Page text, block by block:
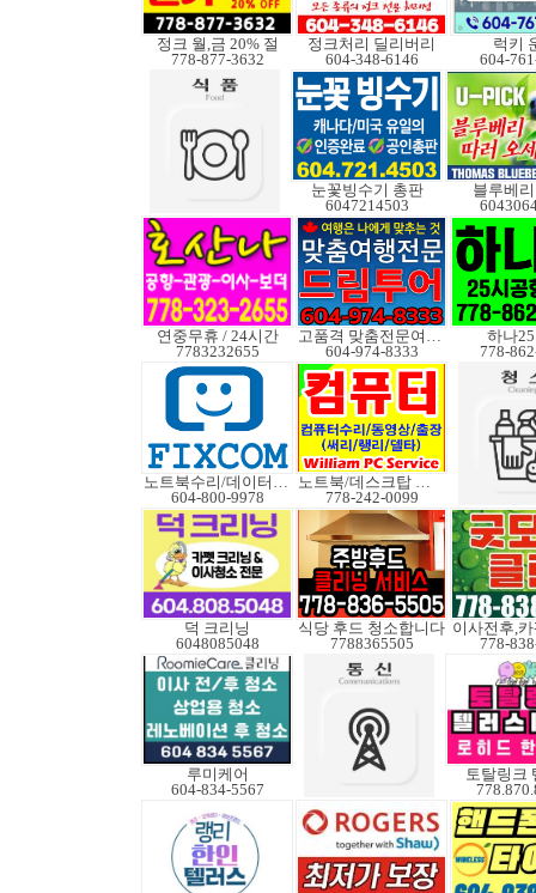
정크 월,금 20% 절
778-877-3632
정크처리 딜리버리
604-348-6146
럭키
604-
눈꽃빙수기 총판
6047214503
블루베
연중무휴 / 24시간
7783232655
고품격 맞춤전문여행사
604-974-8333
하나
778-
노트북수리/데이터복구
604-800-9978
노트북/데스크탑 수리
778-242-0099
덕 크리닝
6048085048
식당 후드 청소합니다
7788365505
778-
루미케어
604-834-5567
토탈링크